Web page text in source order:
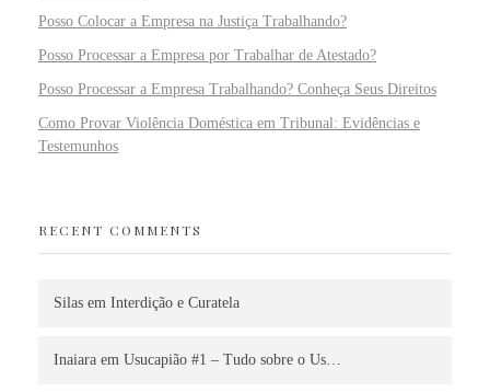
Posso Colocar a Empresa na Justiça Trabalhando?
Posso Processar a Empresa por Trabalhar de Atestado?
Posso Processar a Empresa Trabalhando? Conheça Seus Direitos
Como Provar Violência Doméstica em Tribunal: Evidências e
Testemunhos
RECENT COMMENTS
Silas em Interdição e Curatela
Inaiara em Usucapião #1 – Tudo sobre o Us…